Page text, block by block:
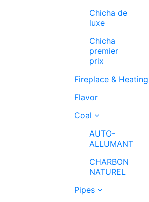
Chicha de
luxe
Chicha
premier
prix
Fireplace &
Flavor
Coal
AUTO-
ALLUMANT
CHARBON
NATUREL
Pipes